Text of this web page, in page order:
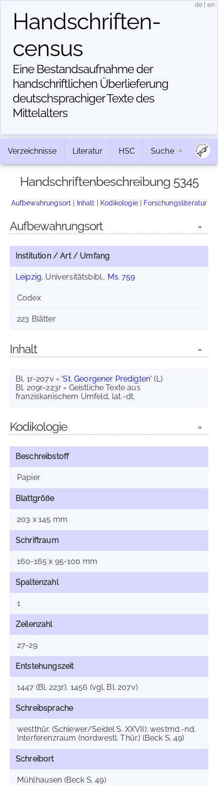
Handschriften­
census
Eine Bestandsaufnahme der
handschriftlichen Über­lieferung
deutschsprachiger Texte des
Mittelalters
de en
Verzeichnisse Literatur HSC Suche
Handschriftenbeschreibung 5345
Aufbewahrungsort | Inhalt | Kodikologie| Forschungsliteratur
Aufbewahrungsort
Institution / Art / Umfang
Leipzig, Universitätsbibl., Ms. 759
Codex
223 Blätter
Inhalt
Bl. 1r-207v = 'St. Georgener Predigten' (L)
Bl. 209r-223r = Geistliche Texte aus
franziskanischem Umfeld, lat.-dt.
Kodikologie
Beschreibstoff
Papier
Blattgröße
203 x 145 mm
Schriftraum
160-165 x 95-100 mm
Spaltenzahl
1
Zeilenzahl
27-29
Entstehungszeit
1447 (Bl. 223r), 1456 (vgl. Bl. 207v)
Schreibsprache
westthür. (Schiewer/Seidel S. XXVII); westmd.-nd.
Interferenzraum (nordwestl. Thür.) (Beck S. 49)
Schreibort
Mühlhausen (Beck S. 49)